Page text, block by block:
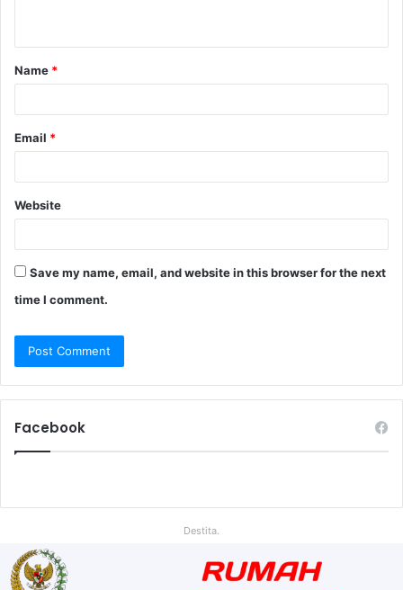
Name *
Email *
Website
Save my name, email, and website in this browser for the next
time I comment.
Facebook
Destita.